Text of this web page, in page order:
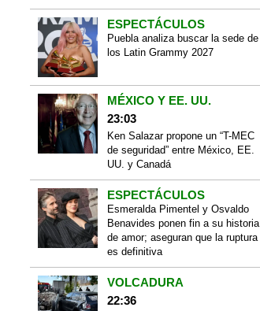
ESPECTÁCULOS
Puebla analiza buscar la sede de
los Latin Grammy 2027
MÉXICO Y EE. UU.
23:03
Ken Salazar propone un “T-MEC
de seguridad” entre México, EE.
UU. y Canadá
ESPECTÁCULOS
Esmeralda Pimentel y Osvaldo
Benavides ponen fin a su historia
de amor; aseguran que la ruptura
es definitiva
VOLCADURA
22:36